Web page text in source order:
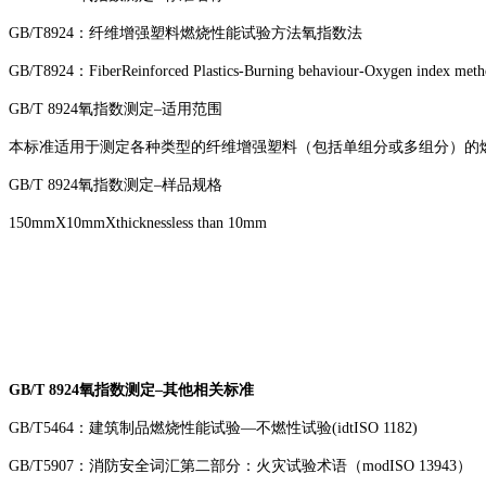
GB/T8924：纤维增强塑料燃烧性能试验方法氧指数法
GB/T8924：FiberReinforced Plastics-Burning behaviour-Oxygen index
GB/T 8924氧指数测定–适用范围
本标准适用于测定各种类型的纤维增强塑料（包括单组分或多组分）的
GB/T 8924氧指数测定–样品规格
150mmX10mmXthicknessless than 10mm
GB/T 8924氧指数测定–其他相关标准
GB/T5464：建筑制品燃烧性能试验—不燃性试验(idtISO 1182)
GB/T5907：消防安全词汇第二部分：火灾试验术语（modISO 13943）